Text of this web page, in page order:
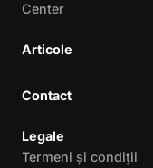
Center
Articole
Contact
Legale
Termeni și condiții